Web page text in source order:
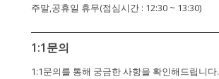
주말,공휴일 휴무(점심시간 : 12:30 ~ 13:30)
1:1문의
1:1문의를 통해 궁금한 사항을 확인해드립니다.